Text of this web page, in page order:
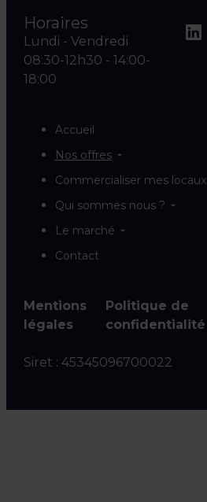
Horaires
Lundi - Vendredi
08:30-12h30 - 14:00-
18:00
Accueil
Nos offres
Commercialiser mes locaux
Qui sommes nous ?
Le marché
Contact
Mentions
légales
Politique de
confidentialité
Siret : 45345096700022